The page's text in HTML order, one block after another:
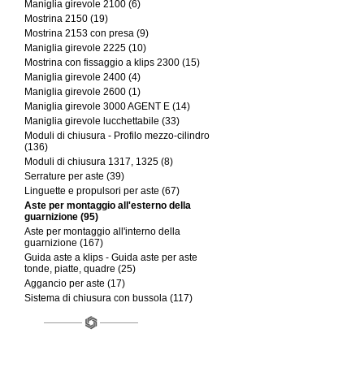
Maniglia girevole 2100 (6)
Mostrina 2150 (19)
Mostrina 2153 con presa (9)
Maniglia girevole 2225 (10)
Mostrina con fissaggio a klips 2300 (15)
Maniglia girevole 2400 (4)
Maniglia girevole 2600 (1)
Maniglia girevole 3000 AGENT E (14)
Maniglia girevole lucchettabile (33)
Moduli di chiusura - Profilo mezzo-cilindro
(136)
Moduli di chiusura 1317, 1325 (8)
Serrature per aste (39)
Linguette e propulsori per aste (67)
Aste per montaggio all'esterno della
guarnizione (95)
Aste per montaggio all'interno della
guarnizione (167)
Guida aste a klips - Guida aste per aste
tonde, piatte, quadre (25)
Aggancio per aste (17)
Sistema di chiusura con bussola (117)